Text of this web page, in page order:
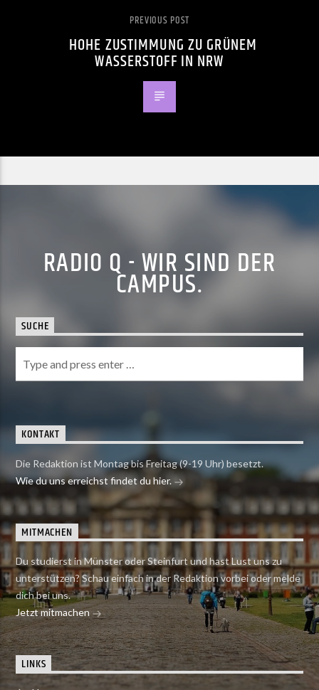
PREVIOUS POST
HOHE ZUSTIMMUNG ZU GRÜNEM
WASSERSTOFF IN NRW
RADIO Q - WIR SIND DER
CAMPUS.
SUCHE
KONTAKT
Die Redaktion ist Montag bis Freitag (9-19 Uhr) besetzt.
Wie du uns erreichst findet du hier.
MITMACHEN
Du studierst in Münster oder Steinfurt und hast Lust uns zu
unterstützen? Schau einfach in der Redaktion vorbei oder melde
dich bei uns.
Jetzt mitmachen
LINKS